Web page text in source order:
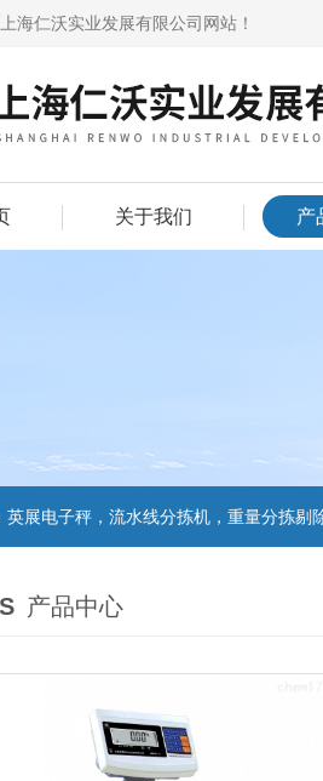
海仁沃实业发展有限公司网站！
关于我们 产
英展电子秤，流水线分拣机，重量分拣剔除机，
产品中心